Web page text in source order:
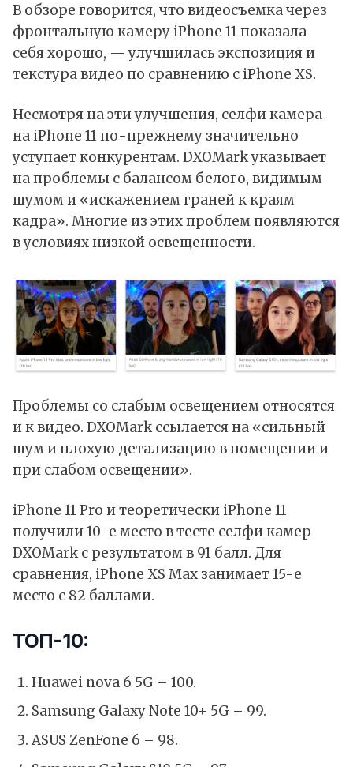
В обзоре говорится, что видеосъемка через
фронтальную камеру iPhone 11 показала
себя хорошо, — улучшилась экспозиция и
текстура видео по сравнению с iPhone XS.
Несмотря на эти улучшения, селфи камера
на iPhone 11 по-прежнему значительно
уступает конкурентам. DXOMark указывает
на проблемы с балансом белого, видимым
шумом и «искажением граней к краям
кадра». Многие из этих проблем появляются
в условиях низкой освещенности.
Проблемы со слабым освещением относятся
и к видео. DXOMark ссылается на «сильный
шум и плохую детализацию в помещении и
при слабом освещении».
iPhone 11 Pro и теоретически iPhone 11
получили 10-е место в тесте селфи камер
DXOMark с результатом в 91 балл. Для
сравнения, iPhone XS Max занимает 15-е
место с 82 баллами.
ТОП-10:
Huawei nova 6 5G – 100.
Samsung Galaxy Note 10+ 5G – 99.
ASUS ZenFone 6 – 98.